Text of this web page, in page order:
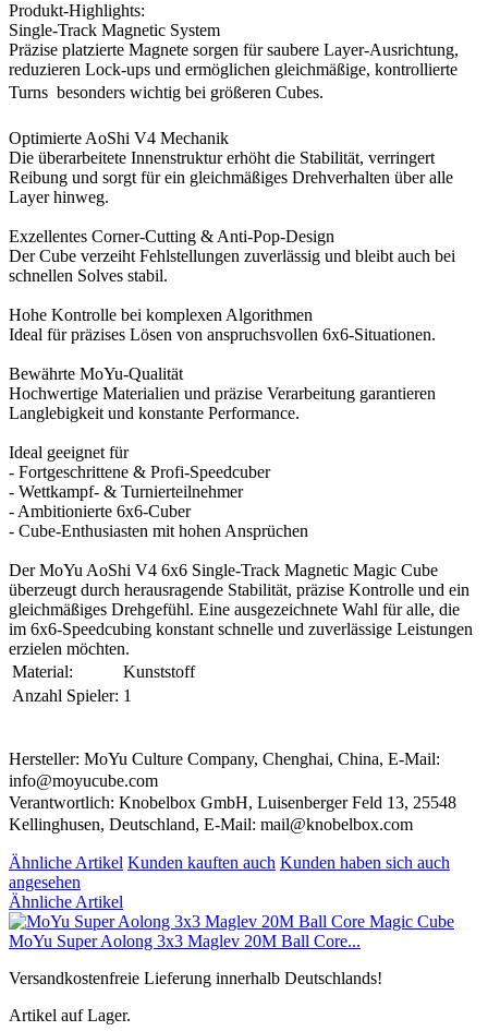
Produkt-Highlights:
Single-Track Magnetic System
Präzise platzierte Magnete sorgen für saubere Layer-Ausrichtung,
reduzieren Lock-ups und ermöglichen gleichmäßige, kontrollierte
Turns  besonders wichtig bei größeren Cubes.
Optimierte AoShi V4 Mechanik
Die überarbeitete Innenstruktur erhöht die Stabilität, verringert
Reibung und sorgt für ein gleichmäßiges Drehverhalten über alle
Layer hinweg.
Exzellentes Corner-Cutting & Anti-Pop-Design
Der Cube verzeiht Fehlstellungen zuverlässig und bleibt auch bei
schnellen Solves stabil.
Hohe Kontrolle bei komplexen Algorithmen
Ideal für präzises Lösen von anspruchsvollen 6x6-Situationen.
Bewährte MoYu-Qualität
Hochwertige Materialien und präzise Verarbeitung garantieren
Langlebigkeit und konstante Performance.
Ideal geeignet für
- Fortgeschrittene & Profi-Speedcuber
- Wettkampf- & Turnierteilnehmer
- Ambitionierte 6x6-Cuber
- Cube-Enthusiasten mit hohen Ansprüchen
Der MoYu AoShi V4 6x6 Single-Track Magnetic Magic Cube
überzeugt durch herausragende Stabilität, präzise Kontrolle und ein
gleichmäßiges Drehgefühl. Eine ausgezeichnete Wahl für alle, die
im 6x6-Speedcubing konstant schnelle und zuverlässige Leistungen
erzielen möchten.
Material:
Kunststoff
Anzahl Spieler: 1
Hersteller: MoYu Culture Company, Chenghai, China, E-Mail:
info@moyucube.com
Verantwortlich: Knobelbox GmbH, Luisenberger Feld 13, 25548
Kellinghusen, Deutschland, E-Mail: mail@knobelbox.com
Ähnliche Artikel Kunden kauften auch Kunden haben sich auch
angesehen
Ähnliche Artikel
MoYu Super Aolong 3x3 Maglev 20M Ball Core...
Versandkostenfreie Lieferung innerhalb Deutschlands!
Artikel auf Lager.